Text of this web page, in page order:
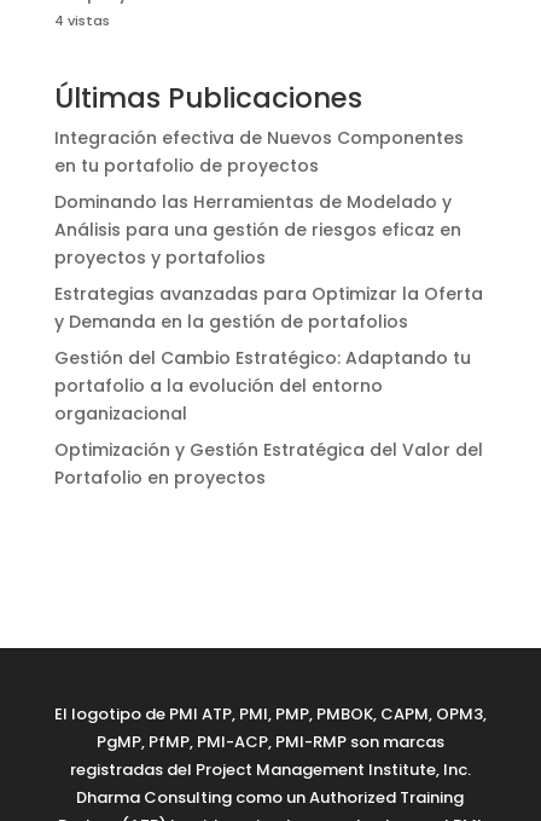
4 vistas
Últimas Publicaciones
Integración efectiva de Nuevos Componentes
en tu portafolio de proyectos
Dominando las Herramientas de Modelado y
Análisis para una gestión de riesgos eficaz en
proyectos y portafolios
Estrategias avanzadas para Optimizar la Oferta
y Demanda en la gestión de portafolios
Gestión del Cambio Estratégico: Adaptando tu
portafolio a la evolución del entorno
organizacional
Optimización y Gestión Estratégica del Valor del
Portafolio en proyectos
El logotipo de PMI ATP, PMI, PMP, PMBOK, CAPM, OPM3,
PgMP, PfMP, PMI-ACP, PMI-RMP son marcas
registradas del Project Management Institute, Inc.
Dharma Consulting como un Authorized Training